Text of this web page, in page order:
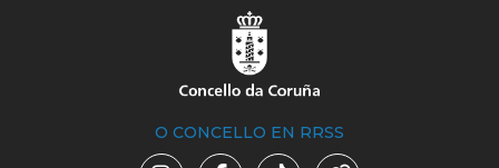
O CONCELLO EN RRSS